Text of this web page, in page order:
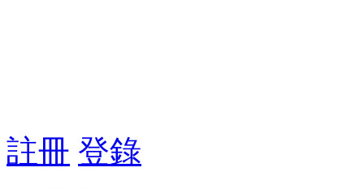
註冊 登錄